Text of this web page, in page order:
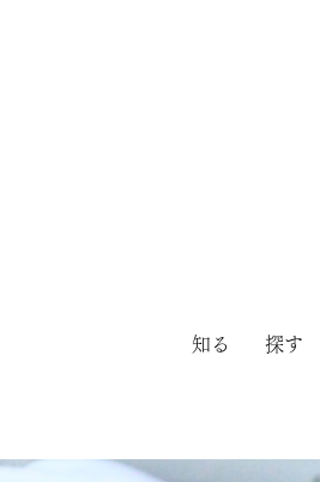
知る 探す